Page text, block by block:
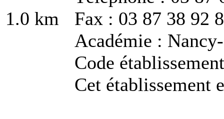
1.0 km
Fax : 03 87 38 92
Académie :
Code
Cet établissement